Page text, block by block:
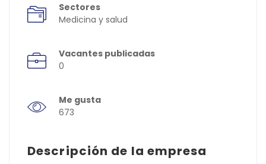
Sectores
Medicina y salud
Vacantes publicadas
0
Me gusta
673
Descripción de la empresa